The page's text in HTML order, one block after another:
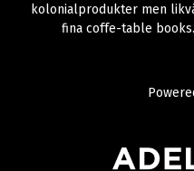
kolonialprodukter men
fina coffe-table